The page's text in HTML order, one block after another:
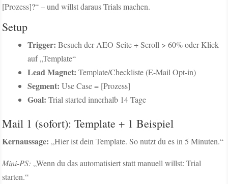
[Prozess]?“ – und willst daraus Trials machen.
Setup
Trigger: Besuch der AEO-Seite + Scroll > 60% oder Klick
auf „Template“
Lead Magnet: Template/Checkliste (E-Mail Opt-in)
Segment: Use Case = [Prozess]
Goal: Trial started innerhalb 14 Tage
Mail 1 (sofort): Template + 1 Beispiel
Kernaussage: „Hier ist dein Template. So nutzt du es in 5 Minuten.“
Mini-PS: „Wenn du das automatisiert statt manuell willst: Trial
starten.“